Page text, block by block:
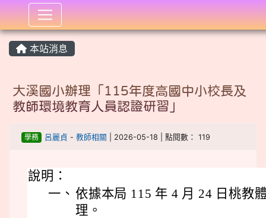
:::
本站消息
大溪國小辦理「115年度高國中小校長及
教師環境教育人員認證研習」
學務 呂麗貞 - 教師相關 | 2026-05-18 | 點閱數： 119
說明：
一、 依據本局 115 年 4 月 24 日桃教
理。